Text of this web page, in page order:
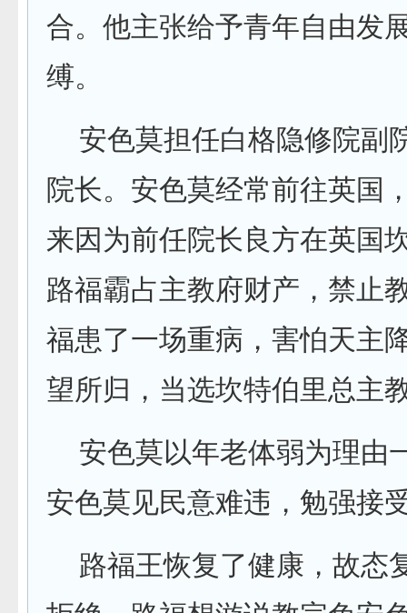
合。他主张给予青年自由发
缚。
安色莫担任白格隐修院副
院长。安色莫经常前往英国
来因为前任院长良方在英国
路福霸占主教府财产，禁止
福患了一场重病，害怕天主
望所归，当选坎特伯里总主
安色莫以年老体弱为理由
安色莫见民意难违，勉强接
路福王恢复了健康，故态